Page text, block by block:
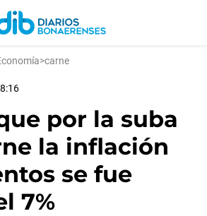
>carne
por la suba
la inflación
se fue
7%